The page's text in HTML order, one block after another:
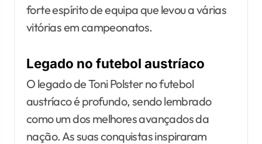
forte espírito de equipa que levou a várias
vitórias em campeonatos.
Legado no futebol austríaco
O legado de Toni Polster no futebol
austríaco é profundo, sendo lembrado
como um dos melhores avançados da
nação. As suas conquistas inspiraram